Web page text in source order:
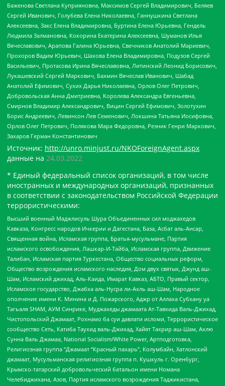
Баженова Светлана Куприяновна, Максимов Сергей Владимирович, Беляев
Сергей Иванович, Голубева Елена Николаевна, Ганнушкина Светлана
Алексеевна, Закс Елена Владимировна, Буртина Елена Юрьевна, Гендель
Людмила Залмановна, Кокорина Екатерина Алексеевна, Шуманов Илья
Вячеславович, Арапова Галина Юрьевна, Свечников Анатолий Мариевич,
Прохоров Вадим Юрьевич, Шахова Елена Владимировна, Подузов Сергей
Васильевич, Протасова Ирина Вячеславовна, Литинский Леонид Борисович,
Лукашевский Сергей Маркович, Бахмин Вячеслав Иванович, Шабад
Анатолий Ефимович, Сухих Дарья Николаевна, Орлов Олег Петрович,
Добровольская Анна Дмитриевна, Королева Александра Евгеньевна,
Смирнов Владимир Александрович, Вицин Сергей Ефимович, Золотухин
Борис Андреевич, Левинсон Лев Семенович, Локшина Татьяна Иосифовна,
Орлов Олег Петрович, Полякова Мара Федоровна, Резник Генри Маркович,
Захаров Герман Константинович
Источник: http://unro.minjust.ru/NKOForeignAgent.aspx
данные на 24.03.2022
* Единый федеральный список организаций, в том числе
иностранных и международных организаций, признанных
в соответствии с законодательством Российской Федерации
террористическими:
Высший военный Маджлисуль Шура Объединенных сил моджахедов
Кавказа, Конгресс народов Ичкерии и Дагестана, База, Асбат аль-Ансар,
Священная война, Исламская группа, Братья-мусульмане, Партия
исламского освобождения, Лашкар-И-Тайба, Исламская группа, Движение
Талибан, Исламская партия Туркестана, Общество социальных реформ,
Общество возрождения исламского наследия, Дом двух святых, Джунд аш-
Шам, Исламский джихад, Аль-Каида, Имарат Кавказ, АБТО, Правый сектор,
Исламское государство, Джабха аль-Нусра ли-Ахль аш-Шам, Народное
ополчение имени К. Минина и Д. Пожарского, Аджр от Аллаха Субхану уа
Тагьаля SHAM, АУМ Синрике, Муджахеды джамаата Ат-Тавхида Валь-Джихад,
Чистопольский Джамаат, Рохнамо ба суи давлати исломи, Террористическое
сообщество Сеть, Катиба Таухид валь-Джихад, Хайят Тахрир аш-Шам, Ахлю
Сунна Валь Джамаа, National Socialism/White Power, Артподготовка,
Религиозная группа “Джамаат “Красный пахарь”, Колумбайн, Хатлонский
джамаат, Мусульманская религиозная группа п. Кушкуль г. Оренбург,
Крымско-татарский добровольческий батальон имени Номана
Челебиджихана, Азов, Партия исламского возрождения Таджикистана,